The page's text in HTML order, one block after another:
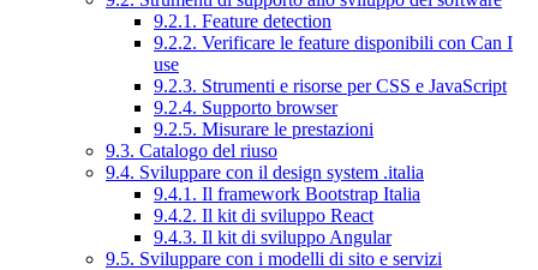
9.2.1. Feature detection
9.2.2. Verificare le feature disponibili con Can I
use
9.2.3. Strumenti e risorse per CSS e JavaScript
9.2.4. Supporto browser
9.2.5. Misurare le prestazioni
9.3. Catalogo del riuso
9.4. Sviluppare con il design system .italia
9.4.1. Il framework Bootstrap Italia
9.4.2. Il kit di sviluppo React
9.4.3. Il kit di sviluppo Angular
9.5. Sviluppare con i modelli di sito e servizi